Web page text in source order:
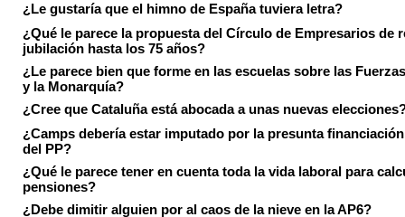
¿Le gustaría que el himno de España tuviera letra?
¿Qué le parece la propuesta del Círculo de Empresarios de
jubilación hasta los 75 años?
¿Le parece bien que forme en las escuelas sobre las
y la Monarquía?
¿Cree que Cataluña está abocada a unas nuevas
¿Camps debería estar imputado por la presunta
del PP?
¿Qué le parece tener en cuenta toda la vida laboral para
pensiones?
¿Debe dimitir alguien por al caos de la nieve en la AP6?